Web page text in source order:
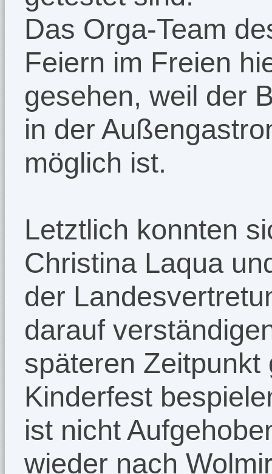
Das Orga-Team
Feiern im Freien
gesehen, weil der
in der
möglich ist.
Letztlich konnten
Christina Laqua
der
darauf
späteren
Kinderfest
ist nicht
wieder nach